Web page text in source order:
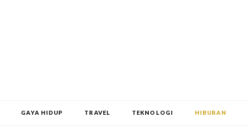
GAYA HIDUP TRAVEL TEKNOLOGI HIBURAN